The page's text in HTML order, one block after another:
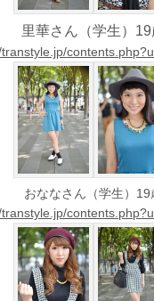
里華さん（学生）19
おななさん（学生）19